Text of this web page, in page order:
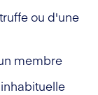
ou d'une
membre